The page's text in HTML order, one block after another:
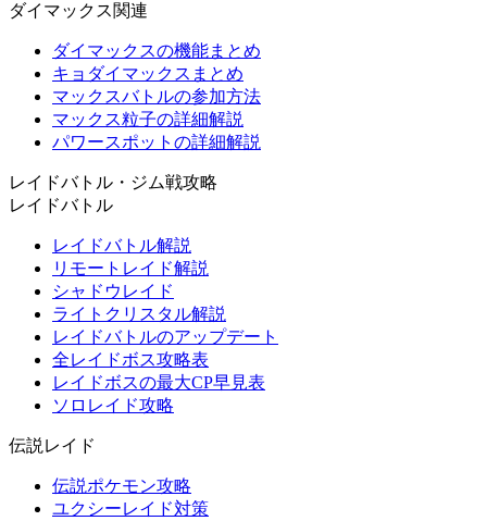
ダイマックス関連
ダイマックスの機能まとめ
キョダイマックスまとめ
マックスバトルの参加方法
マックス粒子の詳細解説
パワースポットの詳細解説
レイドバトル・ジム戦攻略
レイドバトル
レイドバトル解説
リモートレイド解説
シャドウレイド
ライトクリスタル解説
レイドバトルのアップデート
全レイドボス攻略表
レイドボスの最大CP早見表
ソロレイド攻略
伝説レイド
伝説ポケモン攻略
ユクシーレイド対策